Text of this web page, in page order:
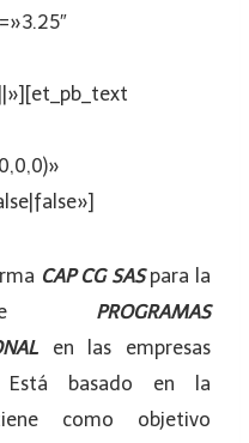
CAP CG SASpara la
de PROGRAMAS
en las empresas
basado en la
como objetivo